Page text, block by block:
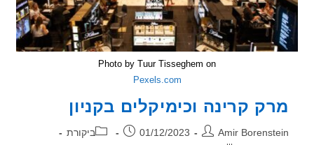
Photo by Tuur Tisseghem on
Pexels.com
קרינה וכימיקלים בקניון
Amir פורסם:
01/12/2023 קטגוריה:
ביקורת